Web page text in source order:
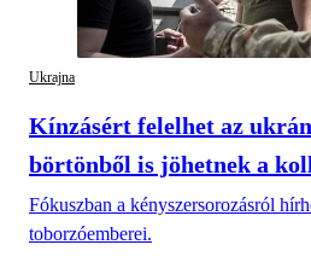
Ukrajna
Kínzásért felelhet az
börtönből is jöhetnek a
Fókuszban a kényszersorozásról
toborzóemberei.